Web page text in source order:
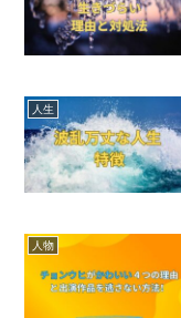
人生
人物